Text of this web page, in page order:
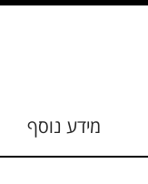
מידע נוסף